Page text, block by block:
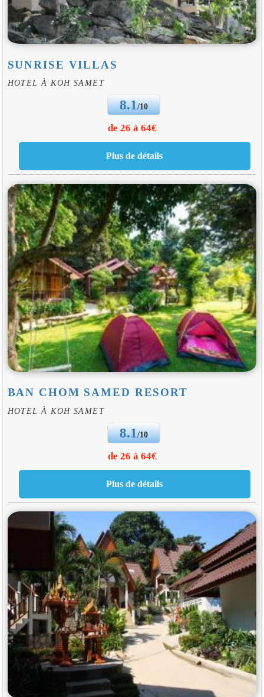
SUNRISE VILLAS
HOTEL À KOH SAMET
8.1/10
de 26 à 64€
BAN CHOM SAMED RESORT
HOTEL À KOH SAMET
8.1/10
de 26 à 64€